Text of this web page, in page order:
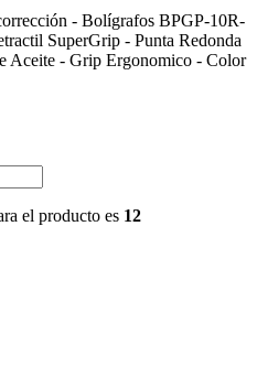
- Bolígrafos BPGP-10R-
SuperGrip - Punta Redonda
Aceite - Grip Ergonomico - Color
el producto es 12